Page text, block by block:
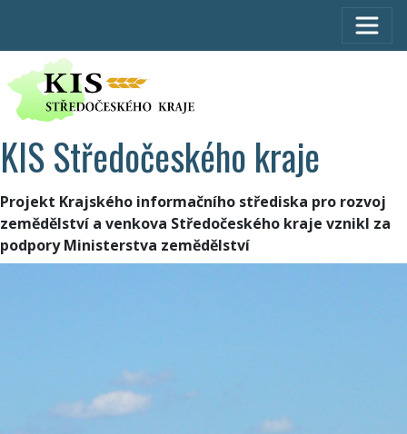
KIS Středočeského kraje
Projekt Krajského informačního střediska pro rozvoj
zemědělství a venkova Středočeského kraje vznikl za
podpory Ministerstva zemědělství